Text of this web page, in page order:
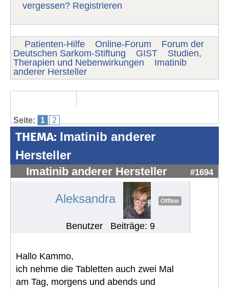
vergessen? Registrieren
Patienten-Hilfe Online-Forum
Forum der
Deutschen Sarkom-Stiftung
GIST
Studien,
Therapien und Nebenwirkungen
Imatinib
anderer Hersteller
Seite: 1 2
THEMA: Imatinib anderer
Hersteller
Imatinib anderer Hersteller #1694
Aleksandra Offline
Benutzer Beiträge: 9
Hallo Kammo,
ich nehme die Tabletten auch zwei Mal
am Tag, morgens und abends und